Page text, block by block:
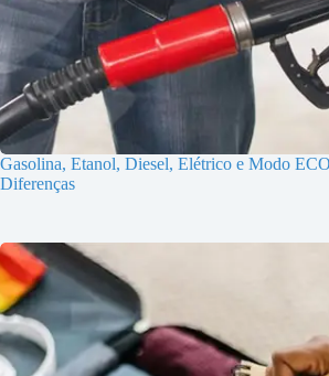
Gasolina, Etanol, Diesel, Elétrico e Modo
Diferenças